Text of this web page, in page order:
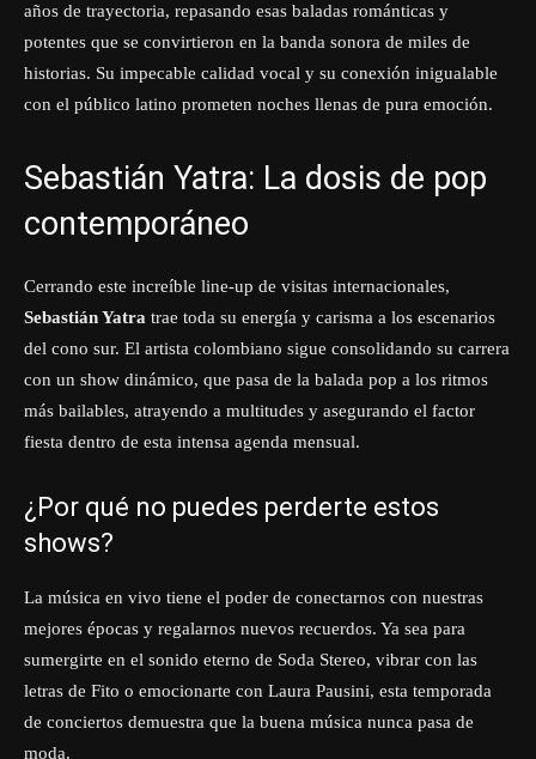
años de trayectoria, repasando esas baladas románticas y
potentes que se convirtieron en la banda sonora de miles de
historias. Su impecable calidad vocal y su conexión inigualable
con el público latino prometen noches llenas de pura emoción.
Sebastián Yatra: La dosis de pop
contemporáneo
Cerrando este increíble line-up de visitas internacionales,
Sebastián Yatra trae toda su energía y carisma a los escenarios
del cono sur. El artista colombiano sigue consolidando su carrera
con un show dinámico, que pasa de la balada pop a los ritmos
más bailables, atrayendo a multitudes y asegurando el factor
fiesta dentro de esta intensa agenda mensual.
¿Por qué no puedes perderte estos
shows?
La música en vivo tiene el poder de conectarnos con nuestras
mejores épocas y regalarnos nuevos recuerdos. Ya sea para
sumergirte en el sonido eterno de Soda Stereo, vibrar con las
letras de Fito o emocionarte con Laura Pausini, esta temporada
de conciertos demuestra que la buena música nunca pasa de
moda.